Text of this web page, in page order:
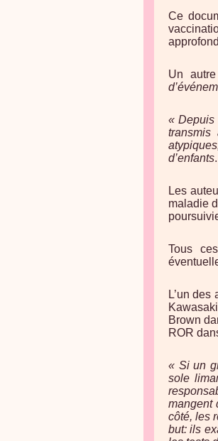
Ce
Un
« Depuis
d’enfants
Les
maladie
Tous
L’un
Brown
ROR
« Si un
sole
mangent
côté, les
but: ils